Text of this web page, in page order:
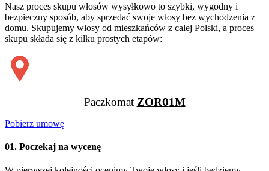
Nasz proces skupu włosów wysyłkowo to szybki, wygodny i
bezpieczny sposób, aby sprzedać swoje włosy bez wychodzenia z
domu. Skupujemy włosy od mieszkańców z całej Polski, a proces
skupu składa się z kilku prostych etapów:
Paczkomat ZOR01M
Pobierz umowę
01. Poczekaj na wycenę